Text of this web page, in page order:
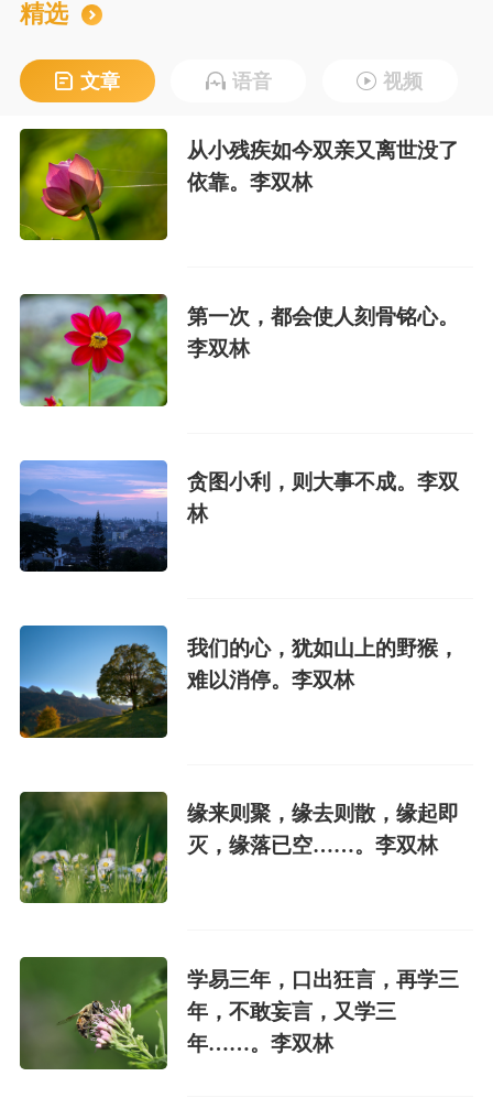
精选
文章 语音 视频
从小残疾如今双亲又离世没了
依靠。李双林
第一次，都会使人刻骨铭心。
李双林
贪图小利，则大事不成。李双
林
我们的心，犹如山上的野猴，
难以消停。李双林
缘来则聚，缘去则散，缘起即
灭，缘落已空……。李双林
学易三年，口出狂言，再学三
年，不敢妄言，又学三
年……。李双林